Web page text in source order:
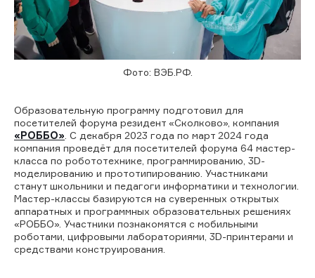
Фото: ВЭБ.РФ.
Образовательную программу подготовил для
посетителей форума резидент «Сколково», компания
«РОББО» . С декабря 2023 года по март 2024 года
компания проведёт для посетителей форума 64 мастер-
класса по робототехнике, программированию, 3D-
моделированию и прототипированию. Участниками
станут школьники и педагоги информатики и технологии.
Мастер-классы базируются на суверенных открытых
аппаратных и программных образовательных решениях
«РОББО». Участники познакомятся с мобильными
роботами, цифровыми лабораториями, 3D-принтерами и
средствами конструирования.